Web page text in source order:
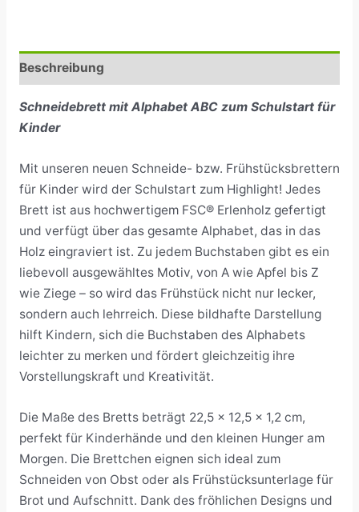
Beschreibung
Schneidebrett mit Alphabet ABC zum Schulstart für
Kinder
Mit unseren neuen Schneide- bzw. Frühstücksbrettern
für Kinder wird der Schulstart zum Highlight! Jedes
Brett ist aus hochwertigem FSC® Erlenholz gefertigt
und verfügt über das gesamte Alphabet, das in das
Holz eingraviert ist. Zu jedem Buchstaben gibt es ein
liebevoll ausgewähltes Motiv, von A wie Apfel bis Z
wie Ziege – so wird das Frühstück nicht nur lecker,
sondern auch lehrreich. Diese bildhafte Darstellung
hilft Kindern, sich die Buchstaben des Alphabets
leichter zu merken und fördert gleichzeitig ihre
Vorstellungskraft und Kreativität.
Die Maße des Bretts beträgt 22,5 x 12,5 x 1,2 cm,
perfekt für Kinderhände und den kleinen Hunger am
Morgen. Die Brettchen eignen sich ideal zum
Schneiden von Obst oder als Frühstücksunterlage für
Brot und Aufschnitt. Dank des fröhlichen Designs und